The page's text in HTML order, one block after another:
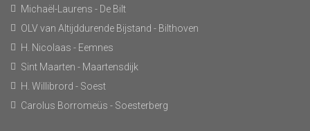
Michaël-Laurens - De Bilt
OLV van Altijddurende Bijstand - Bilthoven
H. Nicolaas - Eemnes
Sint Maarten - Maartensdijk
H. Willibrord - Soest
Carolus Borromeüs - Soesterberg